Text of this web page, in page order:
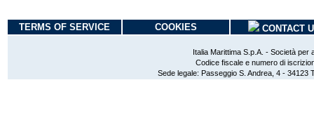
TERMS OF SERVICE COOKIES CONTACT
Italia Marittima S.p.A. - Società per
Codice fiscale e numero di
Sede legale: Passeggio S. Andrea, 4 - 34123